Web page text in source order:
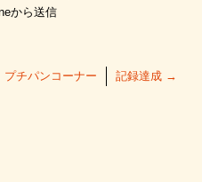
から送信
プチパンコーナー 記録達成 →